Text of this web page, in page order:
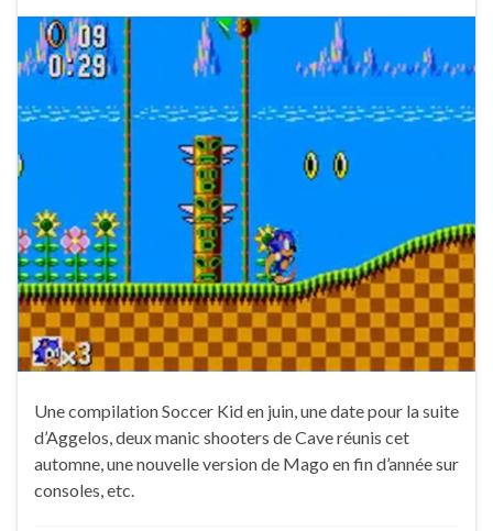
Une compilation Soccer Kid en juin, une date pour la suite
d’Aggelos, deux manic shooters de Cave réunis cet
automne, une nouvelle version de Mago en fin d’année sur
consoles, etc.